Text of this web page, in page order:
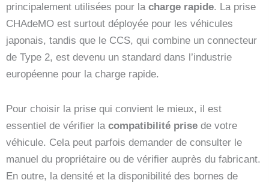
principalement utilisées pour la charge rapide. La prise
CHAdeMO est surtout déployée pour les véhicules
japonais, tandis que le CCS, qui combine un connecteur
de Type 2, est devenu un standard dans l’industrie
européenne pour la charge rapide.
Pour choisir la prise qui convient le mieux, il est
essentiel de vérifier la compatibilité prise de votre
véhicule. Cela peut parfois demander de consulter le
manuel du propriétaire ou de vérifier auprès du fabricant.
En outre, la densité et la disponibilité des bornes de